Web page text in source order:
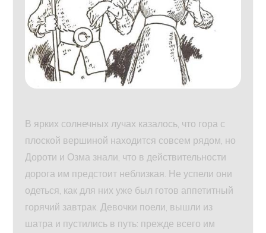
В ярких солнечных лучах казалось, что гора с
плоской вершиной находится совсем рядом, но
Дороти и Озма знали, что в действительности
дорога им предстоит неблизкая. Не успели они
одеться, как для них уже был готов аппетитный
горячий завтрак. Девочки поели, вышли из
шатра и пустились в путь: прежде всего им